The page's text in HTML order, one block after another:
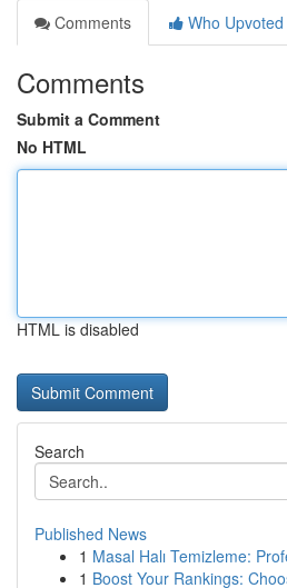
Comments
Who Upvoted
Comments
Submit a Comment
No HTML
HTML is disabled
Search
Published News
1 Masal Halı Temizleme:
1 Boost Your Rankings: